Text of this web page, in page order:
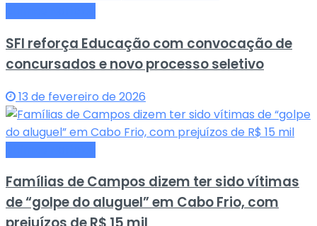
SFI reforça Educação com convocação de
concursados e novo processo seletivo
13 de fevereiro de 2026
Famílias de Campos dizem ter sido vítimas
de “golpe do aluguel” em Cabo Frio, com